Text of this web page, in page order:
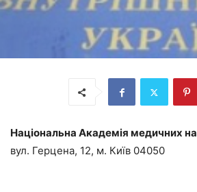
Національна Академія медичних
вул. Герцена, 12, м. Київ 04050